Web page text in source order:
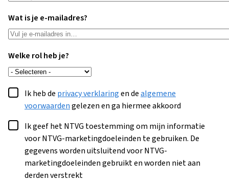
Wat is je e-mailadres?
Welke rol heb je?
Ik heb de privacy verklaringen dealgemene
voorwaardengelezen en ga hiermee akkoord
Ik geef het NTVG toestemming om mijn informatie
voor NTVG-marketingdoeleinden te gebruiken. De
gegevens worden uitsluitend voor NTVG-
marketingdoeleinden gebruikt en worden niet aan
derden verstrekt